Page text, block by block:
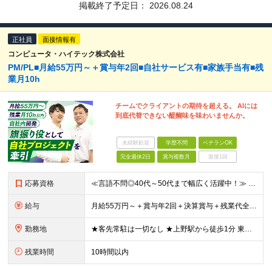
掲載終了予定日： 2026.08.24
正社員 面接情報有
コンピュータ・ハイテック株式会社
PM/PL■月給55万円～＋賞与年2回■自社サービス有■家族手当有■残
業月10h
チームでクライアントの期待を超える。 AIには
到底代替できない醍醐味を味わいませんか。
未経験歓迎 学歴不問 ベテランOK
完全週休2日 賞与複数月 面接1回
応募資格 ≪言語不問◎40代～50代まで幅広く活躍中！≫ ■学歴不問 ■開発経験をお持ちの方 ★PM/PL、社内管理職などマネジメント経験をお持ちの方は優遇します！
給与 月給55万円～＋賞与年2回＋決算賞与＋残業代全額支給＋各手当 ※月給の金額は経験やスキルを考慮して、決定します ※残業代は別途全額支給します ※試用期間6ヶ月（期間中の給与・待遇に差異はありません）
勤務地 ★客先常駐は一切なし ★上野駅から徒歩1分 東京都台東区東上野3丁目18-7 上野駅前ビル ※（変更の範囲）上記を除く当社関連勤務地
残業時間 10時間以内